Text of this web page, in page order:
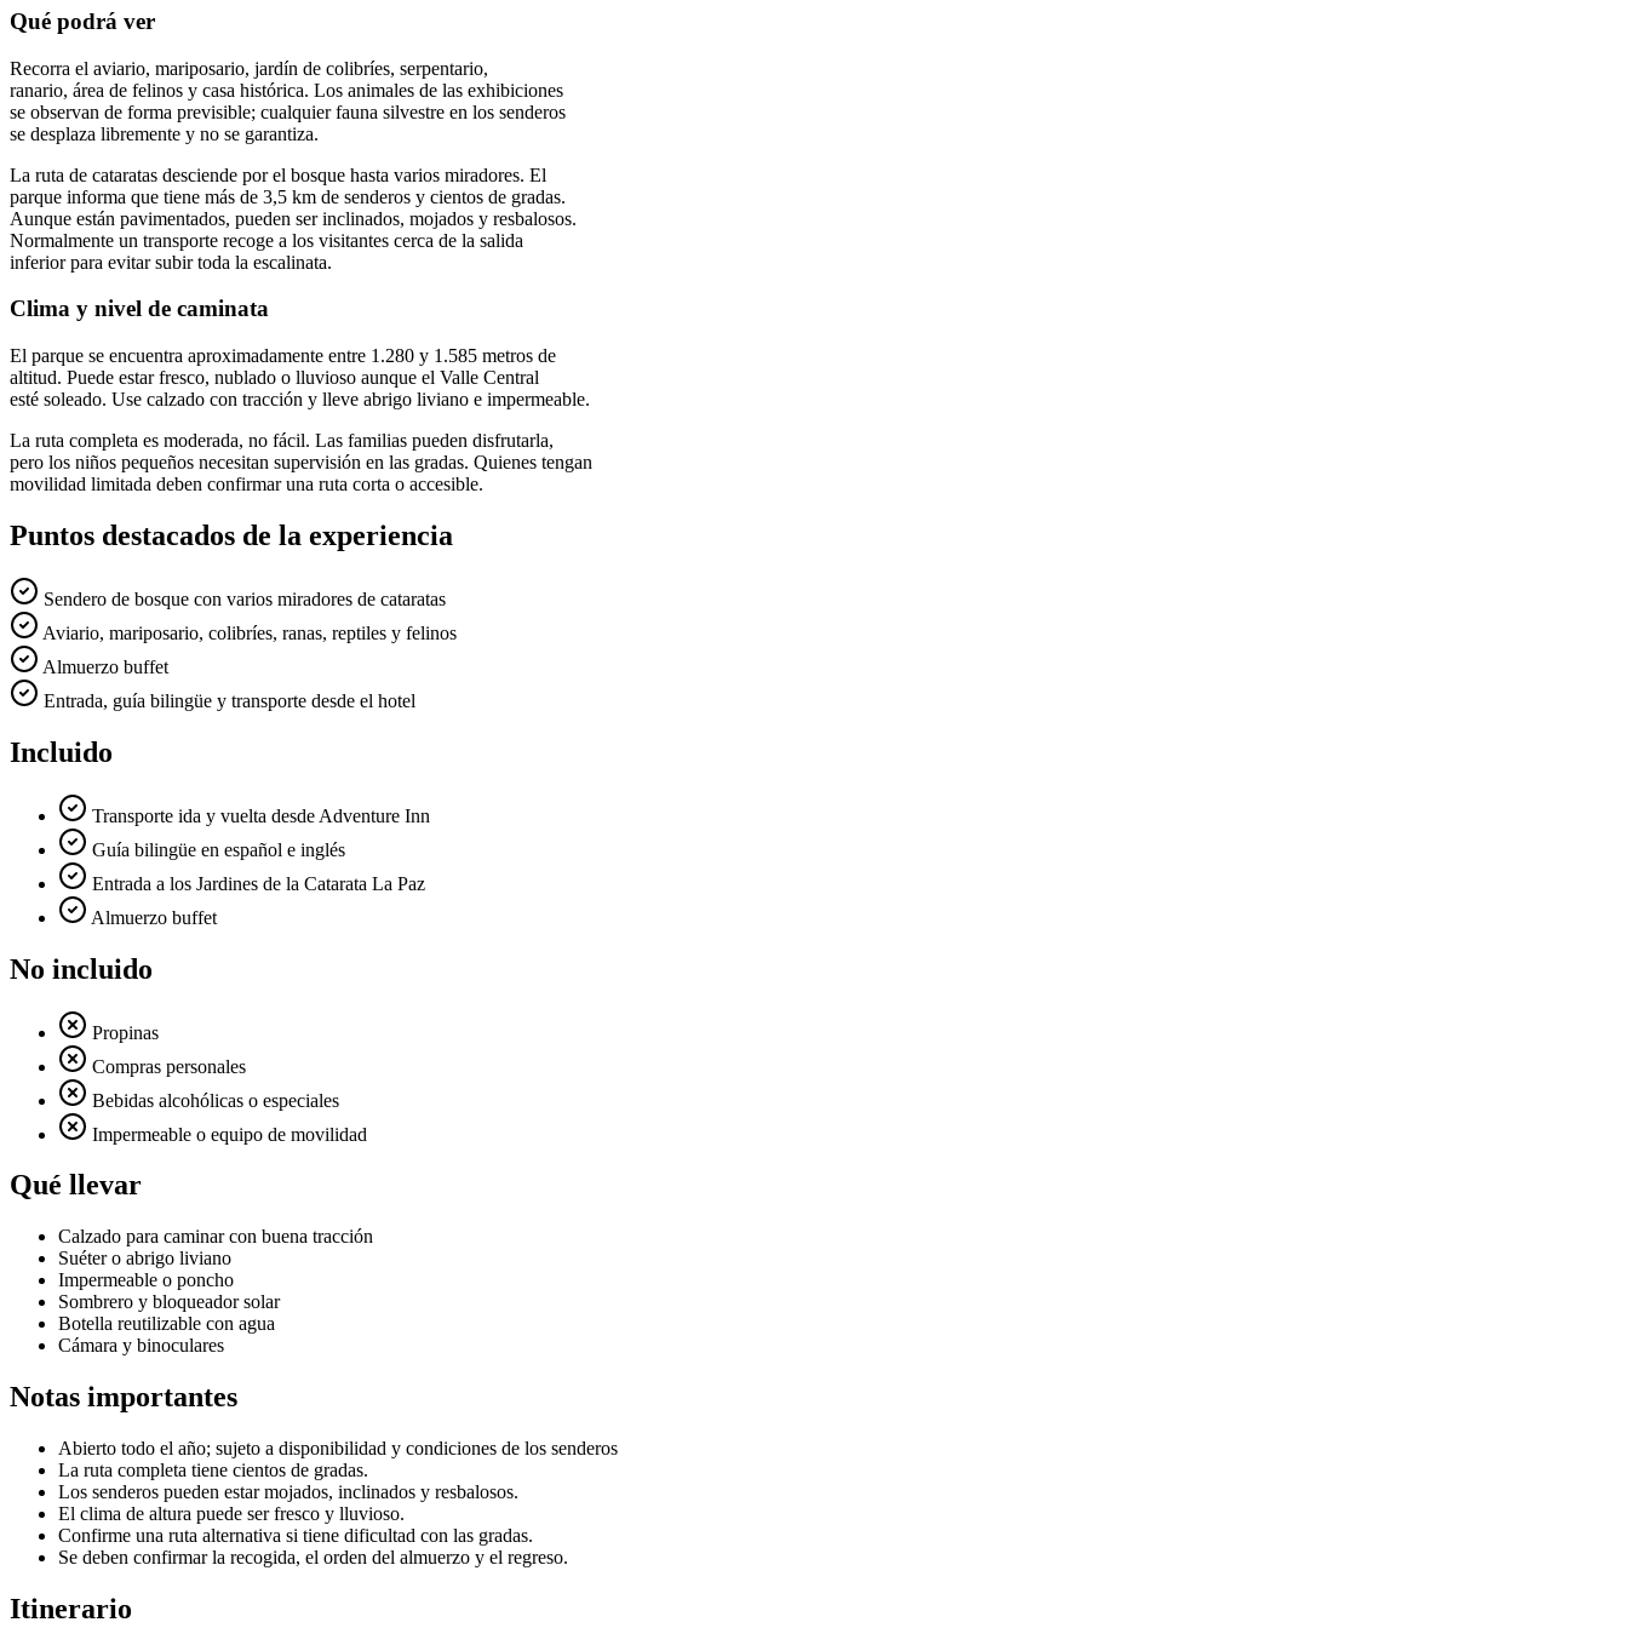
Qué podrá ver
Recorra el aviario, mariposario, jardín de colibríes, serpentario,
ranario, área de felinos y casa histórica. Los animales de las exhibiciones
se observan de forma previsible; cualquier fauna silvestre en los senderos
se desplaza libremente y no se garantiza.
La ruta de cataratas desciende por el bosque hasta varios miradores. El
parque informa que tiene más de 3,5 km de senderos y cientos de gradas.
Aunque están pavimentados, pueden ser inclinados, mojados y resbalosos.
Normalmente un transporte recoge a los visitantes cerca de la salida
inferior para evitar subir toda la escalinata.
Clima y nivel de caminata
El parque se encuentra aproximadamente entre 1.280 y 1.585 metros de
altitud. Puede estar fresco, nublado o lluvioso aunque el Valle Central
esté soleado. Use calzado con tracción y lleve abrigo liviano e impermeable.
La ruta completa es moderada, no fácil. Las familias pueden disfrutarla,
pero los niños pequeños necesitan supervisión en las gradas. Quienes tengan
movilidad limitada deben confirmar una ruta corta o accesible.
Puntos destacados de la experiencia
Sendero de bosque con varios miradores de cataratas
Aviario, mariposario, colibríes, ranas, reptiles y felinos
Almuerzo buffet
Entrada, guía bilingüe y transporte desde el hotel
Incluido
Transporte ida y vuelta desde Adventure Inn
Guía bilingüe en español e inglés
Entrada a los Jardines de la Catarata La Paz
Almuerzo buffet
No incluido
Propinas
Compras personales
Bebidas alcohólicas o especiales
Impermeable o equipo de movilidad
Qué llevar
Calzado para caminar con buena tracción
Suéter o abrigo liviano
Impermeable o poncho
Sombrero y bloqueador solar
Botella reutilizable con agua
Cámara y binoculares
Notas importantes
Abierto todo el año; sujeto a disponibilidad y condiciones de los senderos
La ruta completa tiene cientos de gradas.
Los senderos pueden estar mojados, inclinados y resbalosos.
El clima de altura puede ser fresco y lluvioso.
Confirme una ruta alternativa si tiene dificultad con las gradas.
Se deben confirmar la recogida, el orden del almuerzo y el regreso.
Itinerario